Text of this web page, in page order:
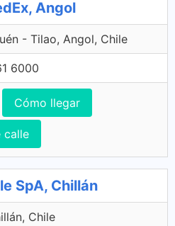
Angol
- Tilao, Angol, Chile
6000
Cómo llegar
calle
SpA, Chillán
Chile